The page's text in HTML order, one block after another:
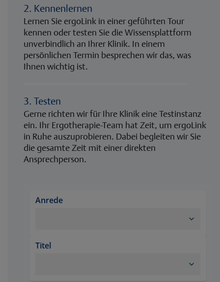
2. Kennenlernen
Lernen Sie ergoLink in einer geführten Tour
kennen oder testen Sie die Wissensplattform
unverbindlich an Ihrer Klinik. In einem
persönlichen Termin besprechen wir das, was
Ihnen wichtig ist.
3. Testen
Gerne richten wir für Ihre Klinik eine Testinstanz
ein. Ihr Ergotherapie-Team hat Zeit, um ergoLink
in Ruhe auszuprobieren. Dabei begleiten wir Sie
die gesamte Zeit mit einer direkten
Ansprechperson.
Anrede
Titel